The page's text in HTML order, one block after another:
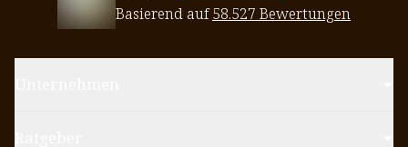
Basierend auf58.527 Bewertungen